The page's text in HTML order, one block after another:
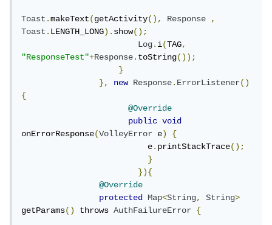
Toast.makeText(getActivity(), Response
,
Toast.LENGTH_LONG).show();
Log.i(TAG,
"ResponseTest"+Response.toString());
}
},
new Response.ErrorListener()
{
@Override
public
void
onErrorResponse(VolleyError e)
{
                          e
.printStackTrace();
}
}){
@Override
protected
Map<String, String>
getParams() throws AuthFailureError {